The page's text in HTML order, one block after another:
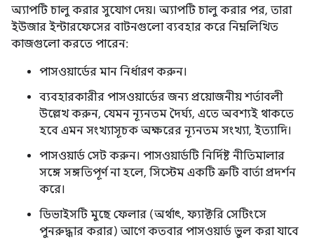
অ্যাপটি চালু করার সুযোগ দেয়। অ্যাপটি চালু করার পর, তারা
ইউজার ইন্টারফেসের বাটনগুলো ব্যবহার করে নিম্নলিখিত
কাজগুলো করতে পারেন:
পাসওয়ার্ডের মান নির্ধারণ করুন।
ব্যবহারকারীর পাসওয়ার্ডের জন্য প্রয়োজনীয় শর্তাবলী
উল্লেখ করুন, যেমন ন্যূনতম দৈর্ঘ্য, এতে অবশ্যই থাকতে
হবে এমন সংখ্যাসূচক অক্ষরের ন্যূনতম সংখ্যা, ইত্যাদি।
পাসওয়ার্ড সেট করুন। পাসওয়ার্ডটি নির্দিষ্ট নীতিমালার
সঙ্গে সঙ্গতিপূর্ণ না হলে, সিস্টেম একটি ত্রুটি বার্তা প্রদর্শন
করে।
ডিভাইসটি মুছে ফেলার (অর্থাৎ, ফ্যাক্টরি সেটিংসে
পুনরুদ্ধার করার) আগে কতবার পাসওয়ার্ড ভুল করা যাবে